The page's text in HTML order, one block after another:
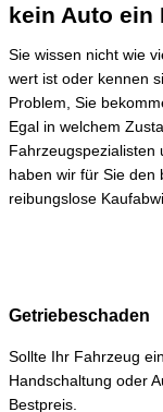
kein Auto ein
Sie wissen nicht wie
wert ist oder kennen
Problem, Sie
Egal in welchem
Fahrzeugspezialisten
haben wir für Sie den
reibungslose
Getriebeschaden
Sollte Ihr Fahrzeug
Handschaltung oder
Bestpreis.